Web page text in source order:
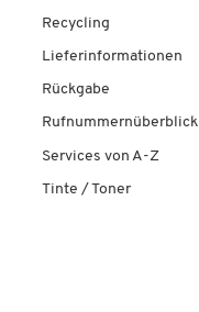
Recycling
Lieferinformationen
Rückgabe
Rufnummernüberblick
Services von A-Z
Tinte / Toner